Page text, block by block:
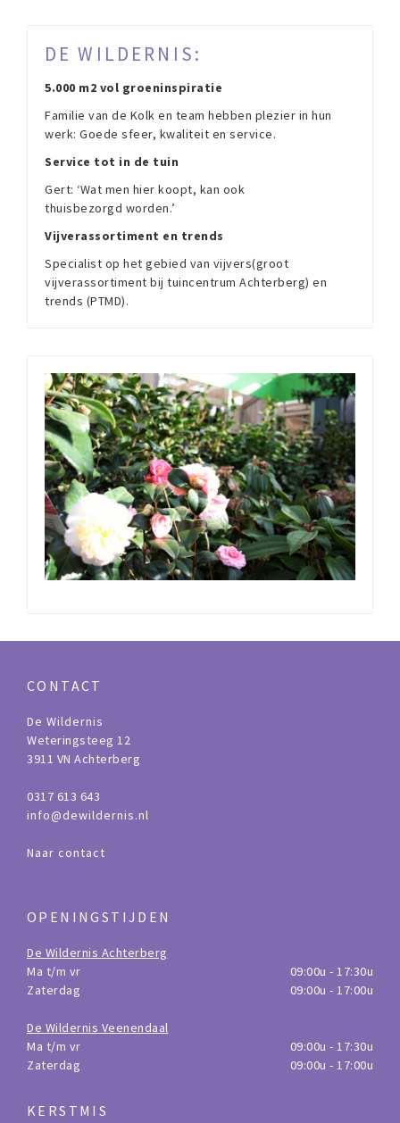
DE WILDERNIS:
5.000 m2 vol groeninspiratie
Familie van de Kolk en team hebben plezier in hun
werk: Goede sfeer, kwaliteit en service.
Service tot in de tuin
Gert: ‘Wat men hier koopt, kan ook
thuisbezorgd worden.’
Vijverassortiment en trends
Specialist op het gebied van vijvers(groot
vijverassortiment bij tuincentrum Achterberg) en
trends (PTMD).
CONTACT
De Wildernis
Weteringsteeg 12
3911 VN Achterberg
0317 613 643
info@dewildernis.nl
Naar contact
OPENINGSTIJDEN
De Wildernis Achterberg
Ma t/m vr
09:00u - 17:30u
Zaterdag
09:00u - 17:00u
De Wildernis Veenendaal
Ma t/m vr
09:00u - 17:30u
Zaterdag
09:00u - 17:00u
KERSTMIS